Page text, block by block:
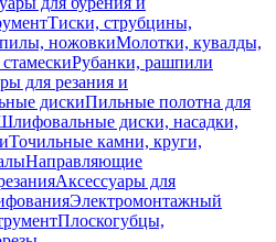
Тиски, струбцины,
ножовкиМолотки, кувалды,
Рубанки, рашпили
для резания и
дискиПильные полотна для
диски, насадки,
Точильные камни, круги,
Направляющие
Аксессуары для
Электромонтажный
Плоскогубцы,